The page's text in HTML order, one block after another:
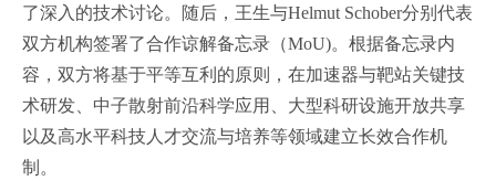
了深入的技术讨论。随后，王生与Helmut Schober分别代表
双方机构签署了合作谅解备忘录（MoU)。根据备忘录内
容，双方将基于平等互利的原则，在加速器与靶站关键技
术研发、中子散射前沿科学应用、大型科研设施开放共享
以及高水平科技人才交流与培养等领域建立长效合作机
制。